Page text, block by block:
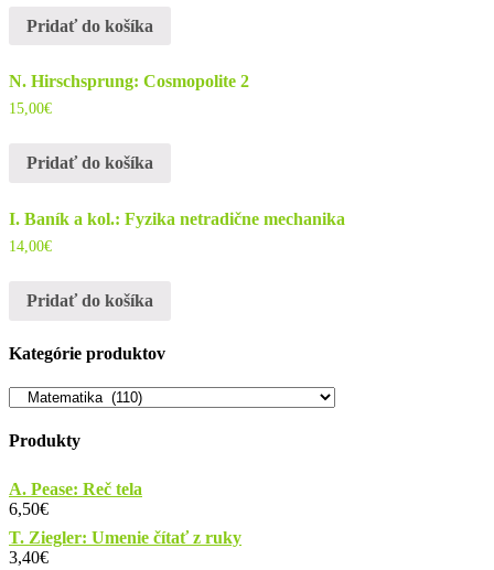
Pridať do košíka
N. Hirschsprung: Cosmopolite 2
15,00€
Pridať do košíka
I. Baník a kol.: Fyzika netradične mechanika
14,00€
Pridať do košíka
Kategórie produktov
Produkty
A. Pease: Reč tela
6,50€
T. Ziegler: Umenie čítať z ruky
3,40€